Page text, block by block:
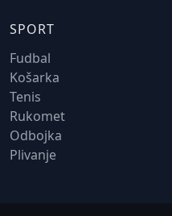
SPORT
Fudbal
Košarka
Tenis
Rukomet
Odbojka
Plivanje